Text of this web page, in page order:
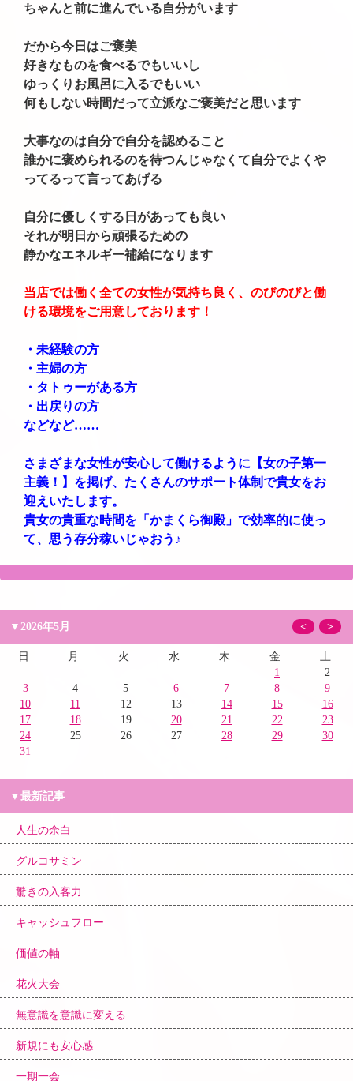
ちゃんと前に進んでいる自分がいます
だから今日はご褒美
好きなものを食べるでもいいし
ゆっくりお風呂に入るでもいい
何もしない時間だって立派なご褒美だと思います
大事なのは自分で自分を認めること
誰かに褒められるのを待つんじゃなくて自分でよくや
ってるって言ってあげる
自分に優しくする日があっても良い
それが明日から頑張るための
静かなエネルギー補給になります
当店では働く全ての女性が気持ち良く、のびのびと働
ける環境をご用意しております！
・未経験の方
・主婦の方
・タトゥーがある方
・出戻りの方
などなど……
さまざまな女性が安心して働けるように【女の子第一
主義！】を掲げ、たくさんのサポート体制で貴女をお
迎えいたします。
貴女の貴重な時間を「かまくら御殿」で効率的に使っ
て、思う存分稼いじゃおう♪
▼2026年5月 >
<
日 月 火 水 木 金
土
1
2
3
4 5 6 7 8
9
10
11 12 13 14 15
16
17
18 19 20 21 22
23
24
25 26 27 28 29
30
31
▼最新記事
人生の余白
グルコサミン
驚きの入客力
キャッシュフロー
価値の軸
花火大会
無意識を意識に変える
新規にも安心感
一期一会